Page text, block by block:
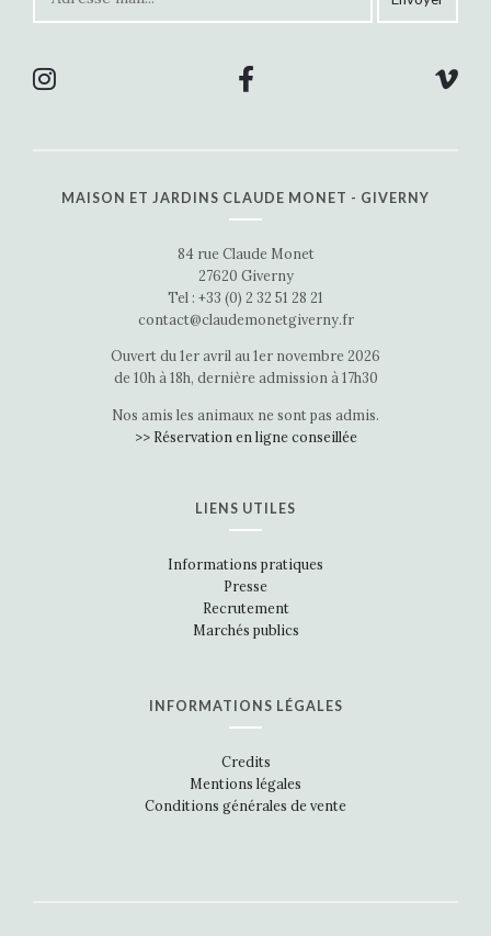
MAISON ET JARDINS CLAUDE MONET - GIVERNY
84 rue Claude Monet
27620 Giverny
Tel : +33 (0) 2 32 51 28 21
contact@claudemonetgiverny.fr
Ouvert du 1er avril au 1er novembre 2026
de 10h à 18h, dernière admission à 17h30
Nos amis les animaux ne sont pas admis.
>> Réservation en ligne conseillée
LIENS UTILES
Informations pratiques
Presse
Recrutement
Marchés publics
INFORMATIONS LÉGALES
Credits
Mentions légales
Conditions générales de vente